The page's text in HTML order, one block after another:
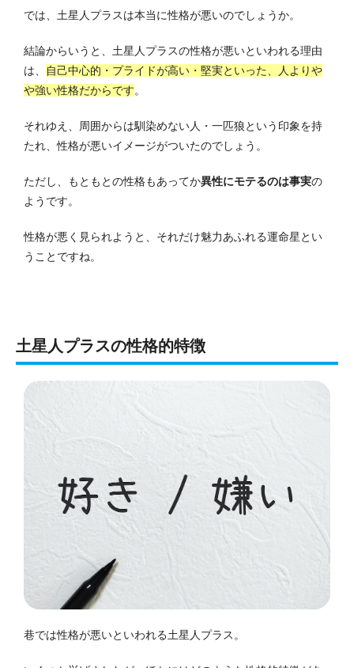
では、土星人プラスは本当に性格が悪いのでしょうか。
結論からいうと、土星人プラスの性格が悪いといわれる理由
は、
自己中心的・プライドが高い・堅実といった、人よりや
や強い性格だからです。
それゆえ、周囲からは馴染めない人・一匹狼という印象を持
たれ、性格が悪いイメージがついたのでしょう。
ただし、もともとの性格もあってか異性にモテるのは事実の
ようです。
性格が悪く見られようと、それだけ魅力あふれる運命星とい
うことですね。
土星人プラスの性格的特徴
巷では性格が悪いといわれる土星人プラス。